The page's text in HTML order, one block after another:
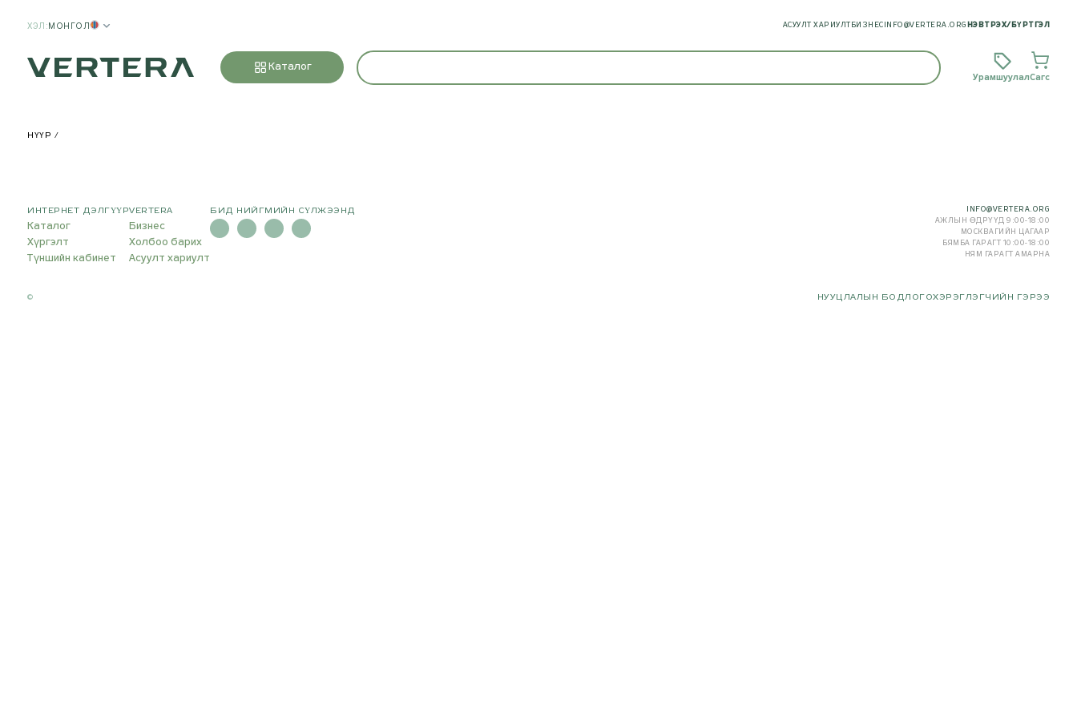
ХЭЛ :МОНГОЛ АСУУЛТ ХАРИУЛТ БИЗНЕС INFO@VERTERA.ORG НЭВТРЭХ/ БҮРТГЭЛ
Каталог
УрамшуулалСагс
НҮҮР
ИНТЕРНЕТ ДЭЛГҮҮР
Каталог
Хүргэлт
Түншийн кабинет
VERTERA
Бизнес
Холбоо барих
Асуулт хариулт
БИД НИЙГМИЙН СҮЛЖЭЭНД
INFO@VERTERA.ORG
АЖЛЫН ӨДРҮҮД 9:00-18:00
МОСКВАГИЙН ЦАГААР
БЯМБА ГАРАГТ 10:00-18:00
НЯМ ГАРАГТ АМАРНА
© НУУЦЛАЛЫН БОДЛОГОХЭРЭГЛЭГЧИЙН ГЭРЭЭ